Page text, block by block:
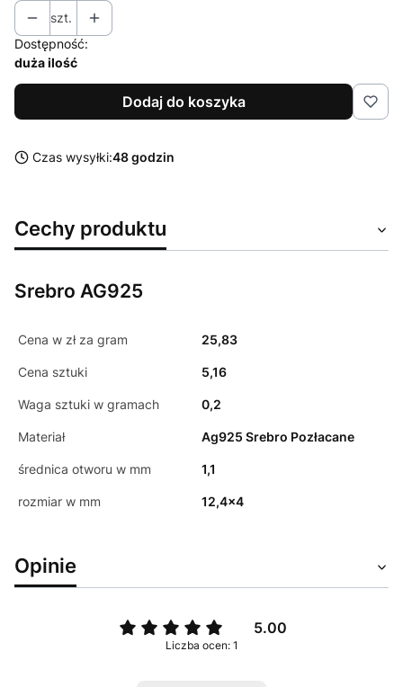
szt.
Dostępność:
duża ilość
Dodaj do koszyka
Czas wysyłki:48 godzin
Cechy produktu
Srebro AG925
Cena w zł za gram 25,83
Cena sztuki 5,16
Waga sztuki w gramach 0,2
Materiał Ag925 Srebro Pozłacane
średnica otworu w mm 1,1
rozmiar w mm 12,4x4
Opinie
5.00
Liczba ocen: 1